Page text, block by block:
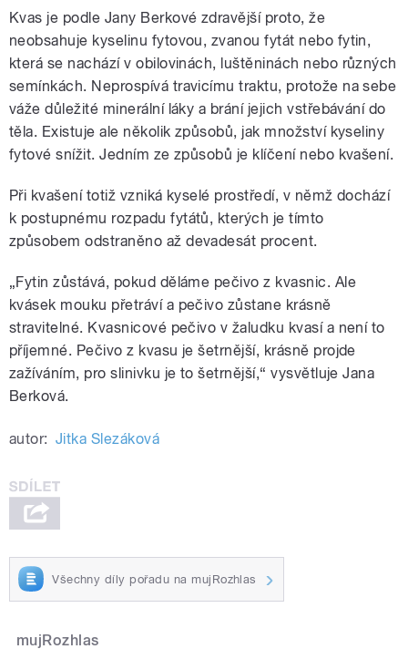
Kvas je podle Jany Berkové zdravější proto, že
neobsahuje kyselinu fytovou, zvanou fytát nebo fytin,
která se nachází v obilovinách, luštěninách nebo různých
semínkách. Neprospívá travicímu traktu, protože na sebe
váže důležité minerální láky a brání jejich vstřebávání do
těla. Existuje ale několik způsobů, jak množství kyseliny
fytové snížit. Jedním ze způsobů je klíčení nebo kvašení.
Při kvašení totiž vzniká kyselé prostředí, v němž dochází
k postupnému rozpadu fytátů, kterých je tímto
způsobem odstraněno až devadesát procent.
„Fytin zůstává, pokud děláme pečivo z kvasnic. Ale
kvásek mouku přetráví a pečivo zůstane krásně
stravitelné. Kvasnicové pečivo v žaludku kvasí a není to
příjemné. Pečivo z kvasu je šetrnější, krásně projde
zažíváním, pro slinivku je to šetrnější,“ vysvětluje Jana
Berková.
autor: Jitka Slezáková
Všechny díly pořadu na mujRozhlas
mujRozhlas